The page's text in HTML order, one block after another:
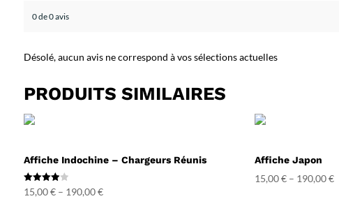
0 de 0 avis
Désolé, aucun avis ne correspond à vos sélections actuelles
PRODUITS SIMILAIRES
Affiche Indochine – Chargeurs Réunis
Note
4.00
15,00€– 190,00€
Affiche Japon
15,00€– 190,00€